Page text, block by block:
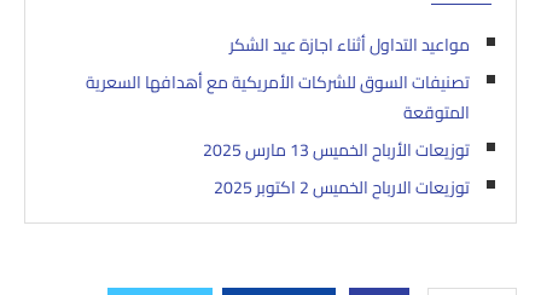
مواعيد التداول أثناء اجازة عيد الشكر‎
تصنيفات السوق للشركات الأمريكية مع أهدافها السعرية
المتوقعة
توزيعات الأرباح الخميس 13 مارس 2025
توزيعات الارباح الخميس 2 اكتوبر 2025